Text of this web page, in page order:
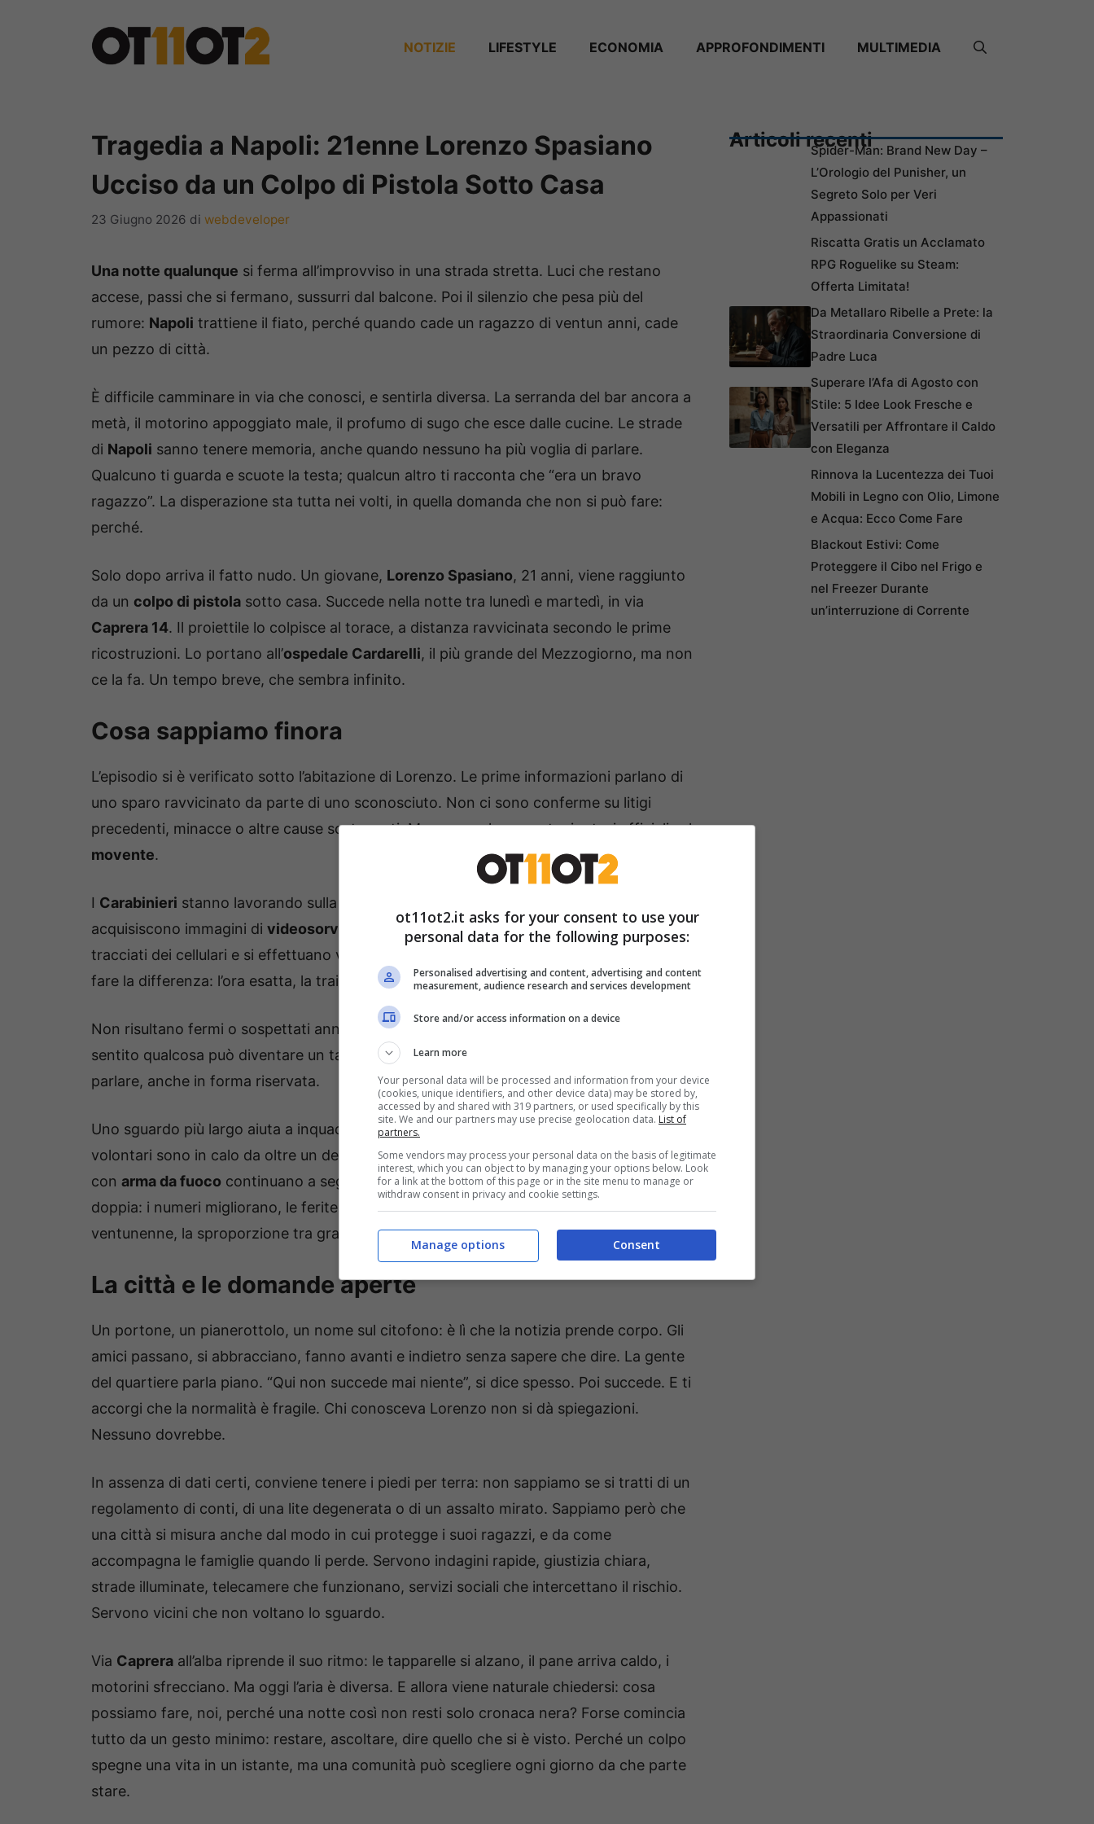
NOTIZIE ⁠⁠LIFESTYLE ECONOMIA APPROFONDIMENTI MULTIMEDIA
Tragedia a Napoli: 21enne Lorenzo Spasiano
Ucciso da un Colpo di Pistola Sotto Casa
23 Giugno 2026 di webdeveloper
Una notte qualunque si ferma all’improvviso in una strada stretta. Luci che restano
accese, passi che si fermano, sussurri dal balcone. Poi il silenzio che pesa più del
rumore: Napoli trattiene il fiato, perché quando cade un ragazzo di ventun anni, cade
un pezzo di città.
È difficile camminare in via che conosci, e sentirla diversa. La serranda del bar ancora a
metà, il motorino appoggiato male, il profumo di sugo che esce dalle cucine. Le strade
di Napoli sanno tenere memoria, anche quando nessuno ha più voglia di parlare.
Qualcuno ti guarda e scuote la testa; qualcun altro ti racconta che “era un bravo
ragazzo”. La disperazione sta tutta nei volti, in quella domanda che non si può fare:
perché.
Solo dopo arriva il fatto nudo. Un giovane, Lorenzo Spasiano, 21 anni, viene raggiunto
da un colpo di pistola sotto casa. Succede nella notte tra lunedì e martedì, in via
Caprera 14. Il proiettile lo colpisce al torace, a distanza ravvicinata secondo le prime
ricostruzioni. Lo portano all’ospedale Cardarelli, il più grande del Mezzogiorno, ma non
ce la fa. Un tempo breve, che sembra infinito.
Cosa sappiamo finora
L’episodio si è verificato sotto l’abitazione di Lorenzo. Le prime informazioni parlano di
uno sparo ravvicinato da parte di uno sconosciuto. Non ci sono conferme su litigi
precedenti, minacce o altre cause scatenanti. Mancano, al momento, ipotesi ufficiali sul
movente.
I Carabinieri stanno lavorando sulla scena e nel quartiere. In casi come questo si
acquisiscono immagini di videosorveglianza
, si ascoltano testimoni, si analizzano i
tracciati dei cellulari e si effettuano verifiche di
fare la differenza: l’ora esatta, la traiettoria, il tipo di arma.
Non risultano fermi o sospettati annunciati. Le indagini sono in corso e chi ha visto o
sentito qualcosa può diventare un tassello decisivo. La richiesta è sempre la stessa:
parlare, anche in forma riservata.
Uno sguardo più largo aiuta a inquadrare, senza attenuare il dolore. In Italia gli
omicidi
volontari sono in calo da oltre un decennio. La curva statistica scende, ma gli episodi
con arma da fuoco continuano a segnare alcune aree metropolitane. È una realtà
doppia: i numeri migliorano, le ferite restano profonde. E quando a cadere è un
ventunenne, la sproporzione tra grafici e vita vissuta diventa insostenibile.
La città e le domande aperte
Un portone, un pianerottolo, un nome sul citofono: è lì che la notizia prende corpo. Gli
amici passano, si abbracciano, fanno avanti e indietro senza sapere che dire. La gente
del quartiere parla piano. “Qui non succede mai niente”, si dice spesso. Poi succede. E ti
accorgi che la normalità è fragile. Chi conosceva Lorenzo non si dà spiegazioni.
Nessuno dovrebbe.
In assenza di dati certi, conviene tenere i piedi per terra: non sappiamo se si tratti di un
regolamento di conti, di una lite degenerata o di un assalto mirato. Sappiamo però che
una città si misura anche dal modo in cui protegge i suoi ragazzi, e da come
accompagna le famiglie quando li perde. Servono indagini rapide, giustizia chiara,
strade illuminate, telecamere che funzionano, servizi sociali che intercettano il rischio.
Servono vicini che non voltano lo sguardo.
Via Caprera all’alba riprende il suo ritmo: le tapparelle si alzano, il pane arriva caldo, i
motorini sfrecciano. Ma oggi l’aria è diversa. E allora viene naturale chiedersi: cosa
possiamo fare, noi, perché una notte così non resti solo cronaca nera? Forse comincia
tutto da un gesto minimo: restare, ascoltare, dire quello che si è visto. Perché un colpo
spegne una vita in un istante, ma una comunità può scegliere ogni giorno da che parte
stare.
Articoli recentiSpider-Man: Brand New Day –
L’Orologio del Punisher, un
Segreto Solo per Veri
Appassionati
Riscatta Gratis un Acclamato
RPG Roguelike su Steam:
Offerta Limitata!
Da Metallaro Ribelle a Prete: la
Straordinaria Conversione di
Padre Luca
Superare l’Afa di Agosto con
Stile: 5 Idee Look Fresche e
Versatili per Affrontare il Caldo
con Eleganza
Rinnova la Lucentezza dei Tuoi
Mobili in Legno con Olio, Limone
e Acqua: Ecco Come Fare
Blackout Estivi: Come
Proteggere il Cibo nel Frigo e
nel Freezer Durante
un’interruzione di Corrente
ot11ot2.it asks for your consent to use your
personal data for the following purposes:
Personalised advertising and content, advertising and content
measurement, audience research and services development
Store and/or access information on a device
Learn more
Your personal data will be processed and information from your device
(cookies, unique identifiers, and other device data) may be stored by,
accessed by and shared with 319 partners, or used specifically by this
site. We and our partners may use precise geolocation data. List of
partners.
Some vendors may process your personal data on the basis of legitimate
interest, which you can object to by managing your options below. Look
for a link at the bottom of this page or in the site menu to manage or
withdraw consent in privacy and cookie settings.
Consent
Manage options